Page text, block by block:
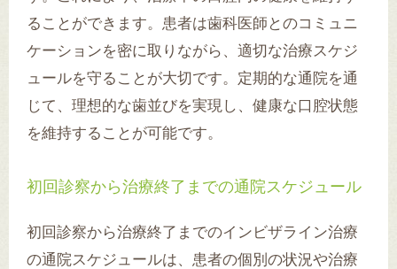
ることができます。患者は歯科医師とのコミュニ
ケーションを密に取りながら、適切な治療スケジ
ュールを守ることが大切です。定期的な通院を通
じて、理想的な歯並びを実現し、健康な口腔状態
を維持することが可能です。
初回診察から治療終了までの通院スケジュール
初回診察から治療終了までのインビザライン治療
の通院スケジュールは、患者の個別の状況や治療